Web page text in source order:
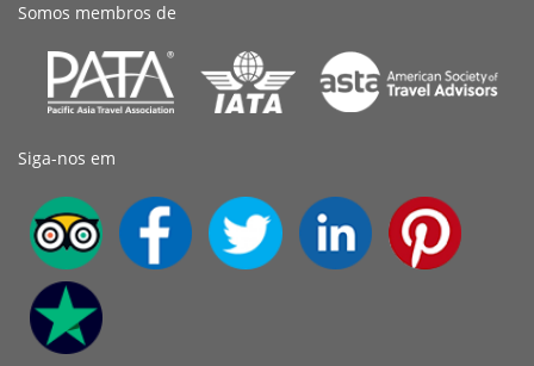
Somos membros de
Siga-nos em